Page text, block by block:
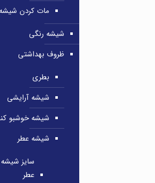
مات کردن شیشه
شیشه رنگی
ظروف بهداشتی
بطری
شیشه آرایشی
شیشه خوشبو
شیشه عطر
سایز شیشه
عطر